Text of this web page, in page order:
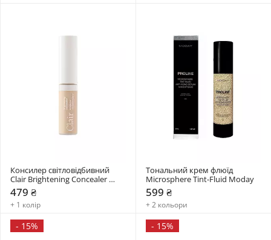
Консилер світловідбивний
Clair Brightening Concealer
Paese
479 ₴
+ 1 колір
Тональний крем флюїд
Microsphere Tint-Fluid Moday
599 ₴
+ 2 кольори
- 15% - 15%